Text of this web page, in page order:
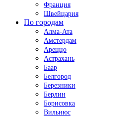
Франция
Швейцария
По городам
Алма-Ата
Амстердам
Ареццо
Астрахань
Баар
Белгород
Березники
Берлин
Борисовка
Вильнюс